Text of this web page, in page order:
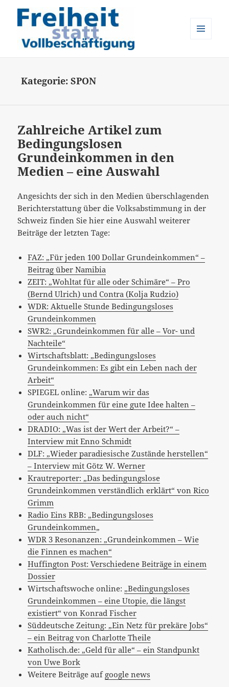
Kategorie:SPON
Zahlreiche Artikel zum
Bedingungslosen
Grundeinkommen in den
Medien – eine Auswahl
Angesichts der sich in den Medien überschlagenden
Berichterstattung über die Volksabstimmung in der
Schweiz finden Sie hier eine Auswahl weiterer
Beiträge der letzten Tage:
FAZ: „Für jeden 100 Dollar Grundeinkommen“ –
Beitrag über Namibia
ZEIT: „Wohltat für alle oder Schimäre“ – Pro
(Bernd Ulrich) und Contra (Kolja Rudzio)
WDR: Aktuelle Stunde Bedingungsloses
Grundeinkommen
SWR2: „Grundeinkommen für alle – Vor- und
Nachteile“
Wirtschaftsblatt: „Bedingungsloses
Grundeinkommen: Es gibt ein Leben nach der
Arbeit“
SPIEGEL online: „Warum wir das
Grundeinkommen für eine gute Idee halten –
oder auch nicht“
DRADIO: „Was ist der Wert der Arbeit?“ –
Interview mit Enno Schmidt
DLF: „Wieder paradiesische Zustände herstellen“
– Interview mit Götz W. Werner
Krautreporter: „Das bedingungslose
Grundeinkommen verständlich erklärt“ von Rico
Grimm
Radio Eins RBB: „Bedingungsloses
Grundeinkommen„
WDR 3 Resonanzen: „Grundeinkommen – Wie
die Finnen es machen“
Huffington Post: Verschiedene Beiträge in einem
Dossier
Wirtschaftswoche online: „Bedingungsloses
Grundeinkommen – eine Utopie, die längst
existiert“ von Konrad Fischer
Süddeutsche Zeitung: „Ein Netz für prekäre Jobs“
– ein Beitrag von Charlotte Theile
Katholisch.de: „Geld für alle“ – ein Standpunkt
von Uwe Bork
Weitere Beiträge auf google news